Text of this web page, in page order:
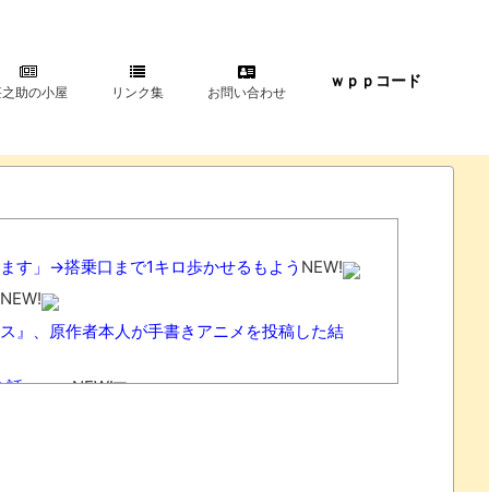
助の小屋 リンク集 お問い合わせ
ｗｐｐコード
す」→搭乗口まで1キロ歩かせるもよう NEW!
NEW!
』、原作者本人が手書きアニメを投稿した結
話・・・NEW!
の女性たちから批判…謝罪
していたことが発覚 協会カードの決済明細まで見